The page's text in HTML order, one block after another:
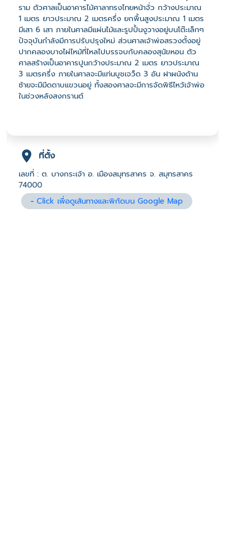
ราม ตัวศาลเป็นอาคารไม้ศาลาทรงไทยหน้าจั่ว กว้างประมาณ
1 เมตร ยาวประมาณ 2 เมตรครึ่ง ยกพื้นสูงประมาณ 1 เมตร
มีเสา 6 เสา ภายในศาลมีแผ่นไม้และรูปปั้นงูวางอยู่บนโต๊ะเล็กๆ
ปัจจุบันกำลังมีการปรับปรุงใหม่ ส่วนศาลเจ้าพ่อสรวงตั้งอยู่
ปากคลองบางไผ่ไหม้ที่ไหลไปบรรจบกับคลองสุนัขหอน ตัว
ศาลสร้างเป็นอาคารปูนกว้างประมาณ 2 เมตร ยาวประมาณ
3 เมตรครึ่ง ภายในศาลจะมีแท่นบูชเจว็ด 3 อัน ฝาผนังด้าน
ซ้ายจะมีมีดดาบแขวนอยู่ ทั้งสองศาลจะมีการจัดพิธีไหว้เจ้าพ่อ
ในช่วงหลังสงกรานต์
ที่ตั้ง
เลขที่ : ต. บางกระเจ้า อ. เมืองสมุทรสาคร จ. สมุทรสาคร
74000
-Click เพื่อดูเส้นทางและพิกัดบน Google Map